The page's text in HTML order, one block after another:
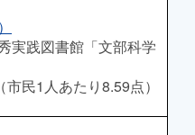
実践図書館「文部科学
民1人あたり8.59点）